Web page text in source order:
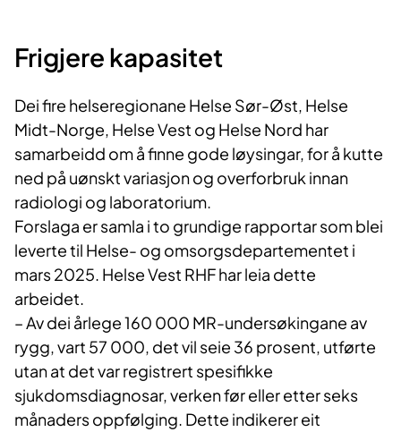
Frigjere kapasitet
Dei fire helseregionane Helse Sør-Øst, Helse
Midt-Norge, Helse Vest og Helse Nord har
samarbeidd om å finne gode løysingar, for å kutte
ned på uønskt variasjon og overforbruk innan
radiologi og laboratorium.
Forslaga er samla i to grundige rapportar som blei
leverte til Helse- og omsorgsdepartementet i
mars 2025. Helse Vest RHF har leia dette
arbeidet.
– Av dei årlege 160 000 MR-undersøkingane av
rygg, vart 57 000, det vil seie 36 prosent, utførte
utan at det var registrert spesifikke
sjukdomsdiagnosar, verken før eller etter seks
månaders oppfølging. Dette indikerer eit